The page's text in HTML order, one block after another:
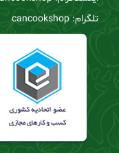
تلگرام: cancookshop